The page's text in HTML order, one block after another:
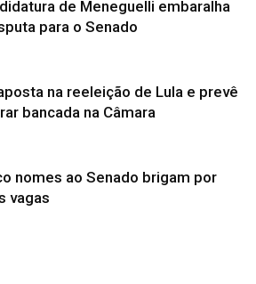
de Meneguelli embaralha
para o Senado
na reeleição de Lula e prevê
bancada na Câmara
nomes ao Senado brigam por
vagas